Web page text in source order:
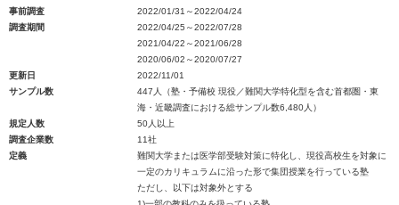
事前調査
2022/01/31～2022/04/24
調査期間
2022/04/25～2022/07/28
2021/04/22～2021/06/28
2020/06/02～2020/07/27
更新日
2022/11/01
サンプル数
447人（塾・予備校 現役／難関大学特化型を含む首都圏・東
海・近畿調査における総サンプル数6,480人）
規定人数
50人以上
調査企業数
11社
定義
難関大学または医学部受験対策に特化し、現役高校生を対象に
一定のカリキュラムに沿った形で集団授業を行っている塾
ただし、以下は対象外とする